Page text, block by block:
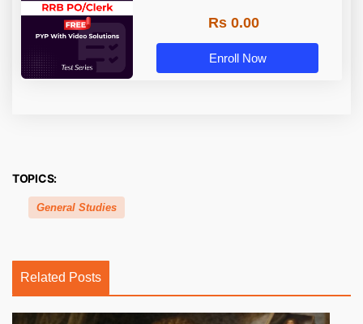
Rs 0.00
Enroll Now
TOPICS:
General Studies
Related Posts